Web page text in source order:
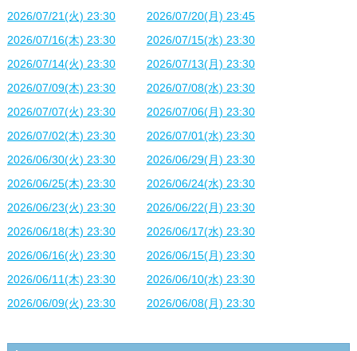
2026/07/21(火) 23:30
2026/07/20(月) 23:45
2026/07/16(木) 23:30
2026/07/15(水) 23:30
2026/07/14(火) 23:30
2026/07/13(月) 23:30
2026/07/09(木) 23:30
2026/07/08(水) 23:30
2026/07/07(火) 23:30
2026/07/06(月) 23:30
2026/07/02(木) 23:30
2026/07/01(水) 23:30
2026/06/30(火) 23:30
2026/06/29(月) 23:30
2026/06/25(木) 23:30
2026/06/24(水) 23:30
2026/06/23(火) 23:30
2026/06/22(月) 23:30
2026/06/18(木) 23:30
2026/06/17(水) 23:30
2026/06/16(火) 23:30
2026/06/15(月) 23:30
2026/06/11(木) 23:30
2026/06/10(水) 23:30
2026/06/09(火) 23:30
2026/06/08(月) 23:30